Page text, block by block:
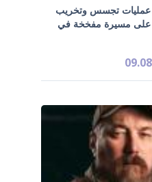
عمليات تجسس وتخريب
على مسيرة مفخخة في